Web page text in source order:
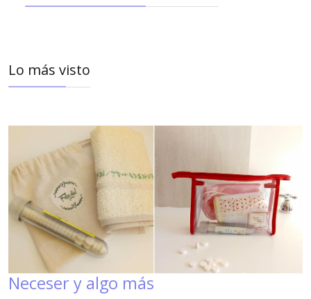
Lo más visto
Neceser y algo más